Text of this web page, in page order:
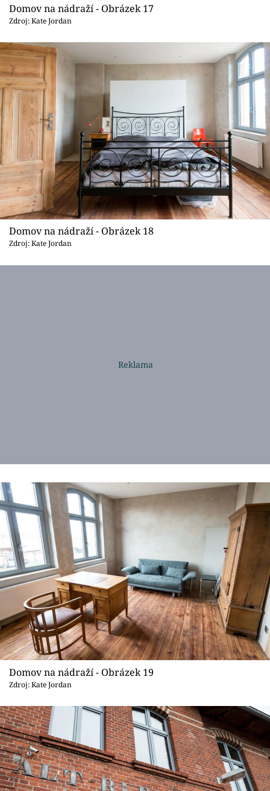
Domov na nádraží - Obrázek 17
Zdroj: Kate Jordan
Domov na nádraží - Obrázek 18
Zdroj: Kate Jordan
Domov na nádraží - Obrázek 19
Zdroj: Kate Jordan